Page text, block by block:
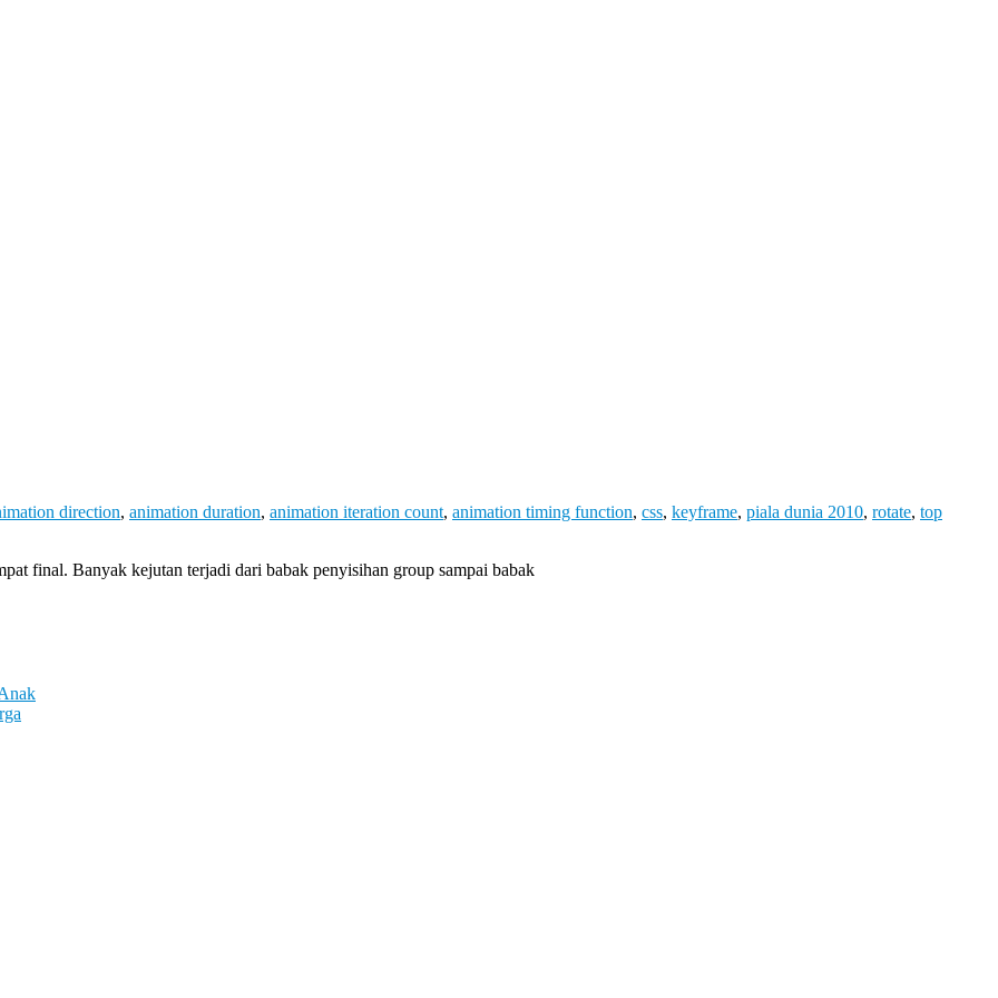
direction, animation duration, animation iteration count, animation timing function, css, keyframe, piala dunia 2010, rotate, top
final. Banyak kejutan terjadi dari babak penyisihan group sampai babak